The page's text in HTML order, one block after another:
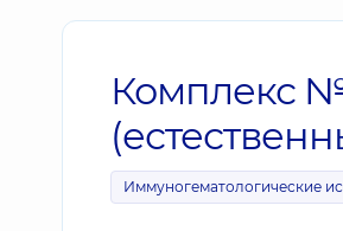
Комплекс
Иммуногематологические